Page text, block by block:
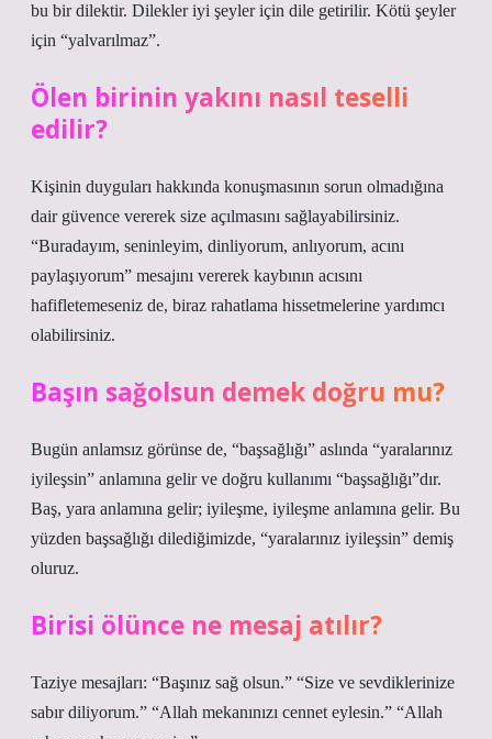
bu bir dilektir. Dilekler iyi şeyler için dile getirilir. Kötü şeyler
için “yalvarılmaz”.
Ölen birinin yakını nasıl teselli
edilir?
Kişinin duyguları hakkında konuşmasının sorun olmadığına
dair güvence vererek size açılmasını sağlayabilirsiniz.
“Buradayım, seninleyim, dinliyorum, anlıyorum, acını
paylaşıyorum” mesajını vererek kaybının acısını
hafifletemeseniz de, biraz rahatlama hissetmelerine yardımcı
olabilirsiniz.
Başın sağolsun demek doğru mu?
Bugün anlamsız görünse de, “başsağlığı” aslında “yaralarınız
iyileşsin” anlamına gelir ve doğru kullanımı “başsağlığı”dır.
Baş, yara anlamına gelir; iyileşme, iyileşme anlamına gelir. Bu
yüzden başsağlığı dilediğimizde, “yaralarınız iyileşsin” demiş
oluruz.
Birisi ölünce ne mesaj atılır?
Taziye mesajları: “Başınız sağ olsun.” “Size ve sevdiklerinize
sabır diliyorum.” “Allah mekanınızı cennet eylesin.” “Allah